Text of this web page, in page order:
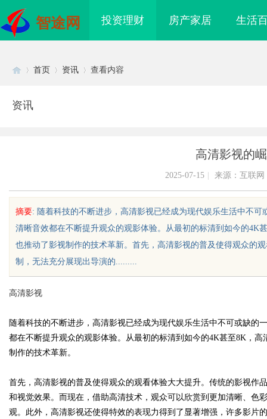
智途网 投资理财 房产家居 生活
sc
uz
首页 资讯 查看内容
资讯
高清影视的
2025-07-15 来源：互联网
摘要: 随着科技的不断进步，高清影视已经成为现代娱乐生活中不
清晰音效都在不断提升观众的观影体验。从最初的标清到如今的4K
也推动了影视制作的技术革新。首先，高清影视的普及使得观众的
制，无法充分展现出导演的.........
高清影视
随着科技的不断进步，高清影视已经成为现代娱乐生活中不可或缺的
都在不断提升观众的观影体验。从最初的标清到如今的4K甚至8K，
制作的技术革新。
首先，高清影视的普及使得观众的观看体验大大提升。传统的影视作
和视觉效果。而现在，借助高清技术，观众可以欣赏到更加清晰、色
观。此外，高清影视还使得特效的表现力得到了显著增强，许多影片
视：打造优质观影体